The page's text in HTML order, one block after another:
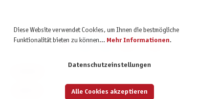
Diese Website verwendet Cookies, um Ihnen die bestmögliche
Funktionalität bieten zu können... Mehr Informationen.
Datenschutzeinstellungen
Alle Cookies akzeptieren